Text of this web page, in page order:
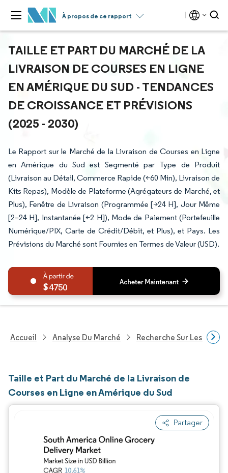
À propos de ce rapport
TAILLE ET PART DU MARCHÉ DE LA
LIVRAISON DE COURSES EN LIGNE
EN AMÉRIQUE DU SUD - TENDANCES
DE CROISSANCE ET PRÉVISIONS
(2025 - 2030)
Le Rapport sur le Marché de la Livraison de Courses en Ligne
en Amérique du Sud est Segmenté par Type de Produit
(Livraison au Détail, Commerce Rapide (<60 Min), Livraison de
Kits Repas), Modèle de Plateforme (Agrégateurs de Marché, et
Plus), Fenêtre de Livraison (Programmée [>24 H], Jour Même
[2–24 H], Instantanée [<2 H]), Mode de Paiement (Portefeuille
Numérique/PIX, Carte de Crédit/Débit, et Plus), et Pays. Les
Prévisions du Marché sont Fournies en Termes de Valeur (USD).
4750
Accueil Analyse Du Marché Recherche Sur Les
Taille et Part du Marché de la Livraison de
Courses en Ligne en Amérique du Sud
Partager